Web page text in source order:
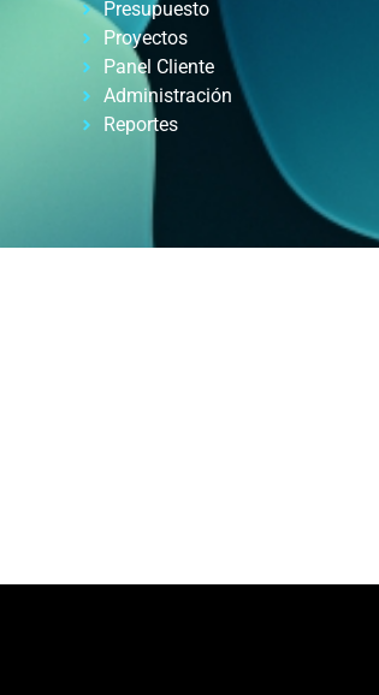
Presupuesto
Proyectos
Panel Cliente
Administración
Reportes